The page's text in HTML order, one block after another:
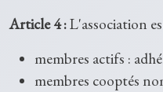
Article 4 :L'association
membres actifs :
membres cooptés